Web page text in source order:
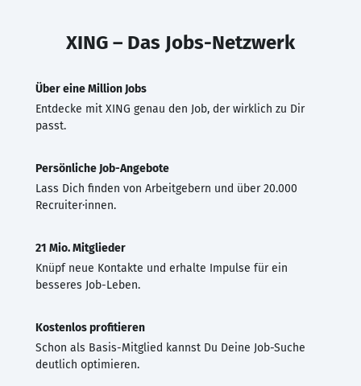
XING – Das Jobs-Netzwerk
Über eine Million Jobs
Entdecke mit XING genau den Job, der wirklich zu Dir
passt.
Persönliche Job-Angebote
Lass Dich finden von Arbeitgebern und über 20.000
Recruiter·innen.
21 Mio. Mitglieder
Knüpf neue Kontakte und erhalte Impulse für ein
besseres Job-Leben.
Kostenlos profitieren
Schon als Basis-Mitglied kannst Du Deine Job-Suche
deutlich optimieren.